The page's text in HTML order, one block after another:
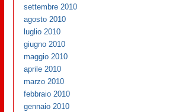
settembre 2010
agosto 2010
luglio 2010
giugno 2010
maggio 2010
aprile 2010
marzo 2010
febbraio 2010
gennaio 2010